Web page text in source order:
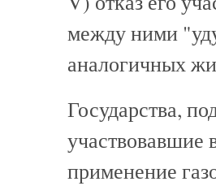
между ними
аналогичных
Государства,
применение